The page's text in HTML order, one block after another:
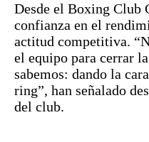
Desde el Boxing Club
confianza en el
actitud competitiva.
el equipo para cerrar
sabemos: dando la
ring”, han señalado
del club.